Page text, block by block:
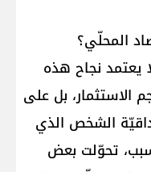
المحلّي؟
يعتمد نجاح هذه
الاستثمار، بل على
الشخص الذي
تحوّلت بعض